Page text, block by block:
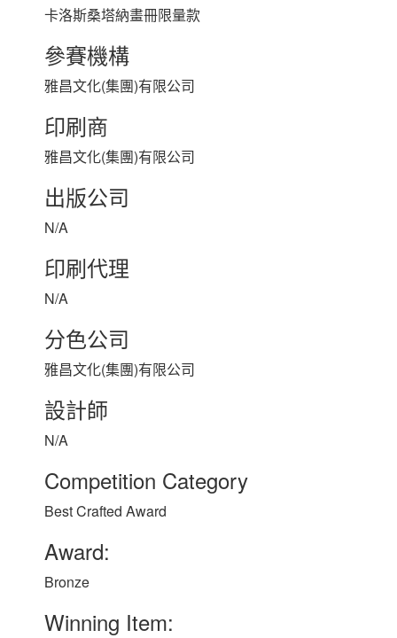
卡洛斯桑塔納畫冊限量款
參賽機構
雅昌文化(集團)有限公司
印刷商
雅昌文化(集團)有限公司
出版公司
N/A
印刷代理
N/A
分色公司
雅昌文化(集團)有限公司
設計師
N/A
Competition Category
Best Crafted Award
Award:
Bronze
Winning Item: